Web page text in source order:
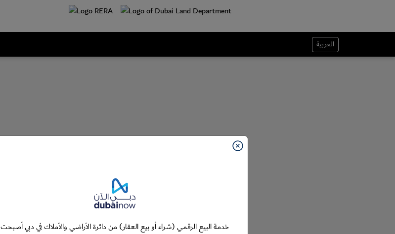
العربية
خدمة البيع الرقمي (شراء أو بيع العقار) من دائرة الأراضي والأملاك في دبي أصبحت